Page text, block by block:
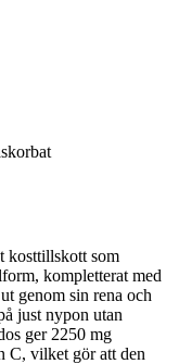
kosttillskott som
kompletterat med
genom sin rena och
just nypon utan
ger 2250 mg
C, vilket gör att den